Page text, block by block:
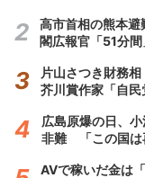
高市首相の熊本
閣広報官「51分
片山さつき財務
芥川賞作家「自民
広島原爆の日、
非難 「この国は
AVで稼いだ金は